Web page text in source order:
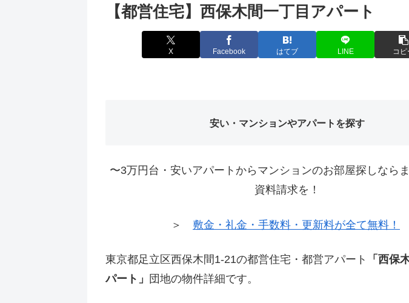
【都営住宅】西保木間一丁目アパート
X Facebook はてブ LINE コピ
安い・マンションやアパートを探す
〜3万円台・安いアパートからマンションのお部屋探しなら
資料請求を！
＞ 敷金・礼金・手数料・更新料が全て無料！
東京都足立区西保木間1-21の都営住宅・都営アパート
「西保
パート」
団地の物件詳細です。